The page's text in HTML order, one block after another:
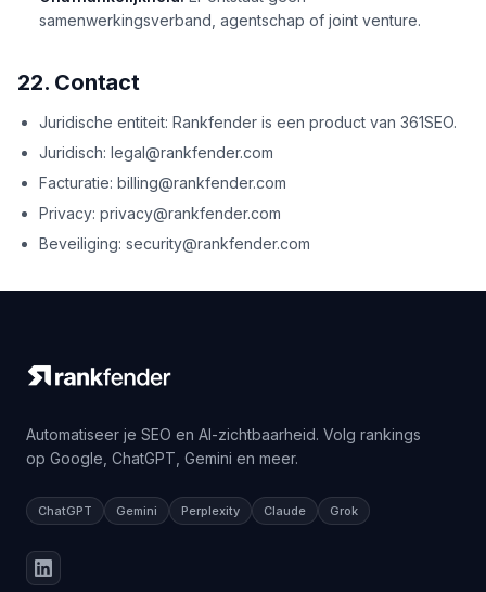
samenwerkingsverband, agentschap of joint venture.
22. Contact
Juridische entiteit: Rankfender is een product van 361SEO.
Juridisch: legal@rankfender.com
Facturatie: billing@rankfender.com
Privacy: privacy@rankfender.com
Beveiliging: security@rankfender.com
Automatiseer je SEO en AI-zichtbaarheid. Volg rankings
op Google, ChatGPT, Gemini en meer.
ChatGPT Gemini Perplexity Claude Grok